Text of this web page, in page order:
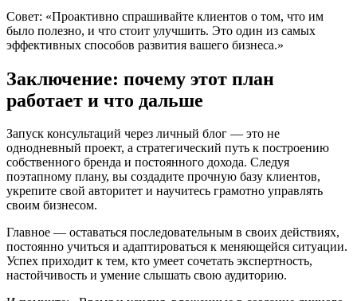
Совет: «Проактивно спрашивайте клиентов о том, что им
было полезно, и что стоит улучшить. Это один из самых
эффективных способов развития вашего бизнеса.»
Заключение: почему этот план
работает и что дальше
Запуск консультаций через личный блог — это не
однодневный проект, а стратегический путь к построению
собственного бренда и постоянного дохода. Следуя
поэтапному плану, вы создадите прочную базу клиентов,
укрепите свой авторитет и научитесь грамотно управлять
своим бизнесом.
Главное — оставаться последовательным в своих действиях,
постоянно учиться и адаптироваться к меняющейся ситуации.
Успех приходит к тем, кто умеет сочетать экспертность,
настойчивость и умение слышать свою аудиторию.